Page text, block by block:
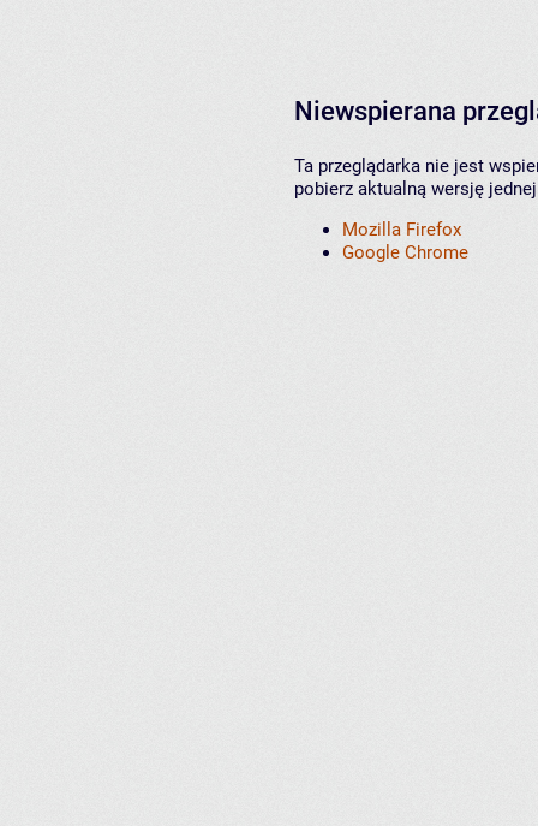
Niewspierana
Ta przeglądarka nie jest
pobierz aktualną wersję
Mozilla Firefox
Google Chrome